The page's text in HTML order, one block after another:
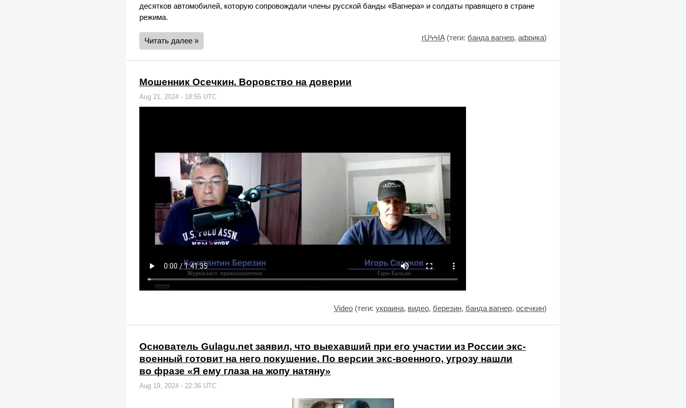
десятков автомобилей, которую сопровождали члены русской банды «Вагнера» и солдаты правящего в стране
режима.
Читать далее » rUϟϟIA(теги: банда вагнер, африка)
Мошенник Осечкин. Воровство на доверии
Aug 21, 2024 - 18:55 UTC
Video (теги: украина, видео, березин, банда вагнер, осечкин)
Основатель Gulagu.net заявил, что выехавший при его участии из России экс-
военный готовит на него покушение. По версии экс-военного, угрозу нашли
во фразе «Я ему глаза на жопу натяну»
Aug 19, 2024 - 22:36 UTC